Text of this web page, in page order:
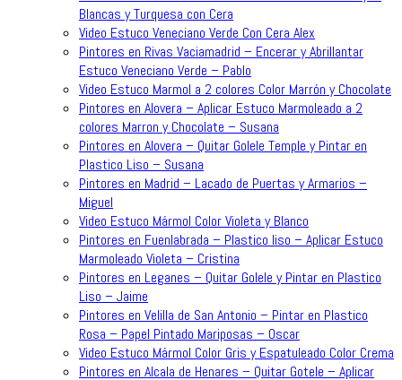
Blancas y Turquesa con Cera
Video Estuco Veneciano Verde Con Cera Alex
Pintores en Rivas Vaciamadrid – Encerar y Abrillantar
Estuco Veneciano Verde – Pablo
Video Estuco Marmol a 2 colores Color Marrón y Chocolate
Pintores en Alovera – Aplicar Estuco Marmoleado a 2
colores Marron y Chocolate – Susana
Pintores en Alovera – Quitar Golele Temple y Pintar en
Plastico Liso – Susana
Pintores en Madrid – Lacado de Puertas y Armarios –
Miguel
Video Estuco Mármol Color Violeta y Blanco
Pintores en Fuenlabrada – Plastico liso – Aplicar Estuco
Marmoleado Violeta – Cristina
Pintores en Leganes – Quitar Golele y Pintar en Plastico
Liso – Jaime
Pintores en Velilla de San Antonio – Pintar en Plastico
Rosa – Papel Pintado Mariposas – Oscar
Video Estuco Mármol Color Gris y Espatuleado Color Crema
Pintores en Alcala de Henares – Quitar Gotele – Aplicar